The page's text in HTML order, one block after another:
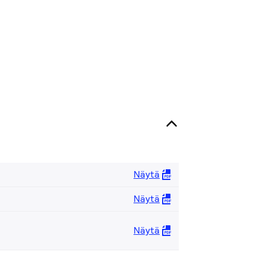
Näytä
Näytä
Näytä